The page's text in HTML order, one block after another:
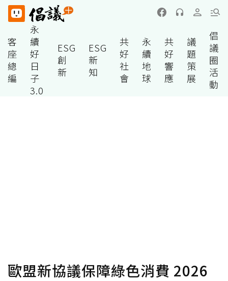
客
座
總
編
永
續
好
日
子
3.0
ESG
創
新
ESG
新
知
共
好
社
會
永
續
地
球
共
好
響
應
議
題
策
展
倡
議
圈
活
動
歐盟新協議保障綠色消費 2026